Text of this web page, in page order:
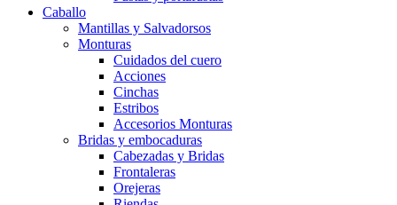
Caballo
Mantillas y Salvadorsos
Monturas
Cuidados del cuero
Acciones
Cinchas
Estribos
Accesorios Monturas
Bridas y embocaduras
Cabezadas y Bridas
Frontaleras
Orejeras